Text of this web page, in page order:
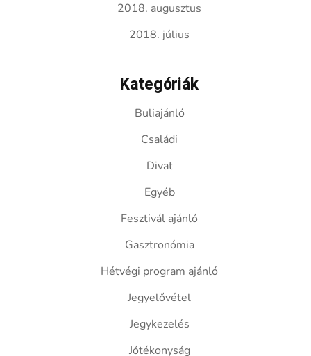
2018. augusztus
2018. július
Kategóriák
Buliajánló
Családi
Divat
Egyéb
Fesztivál ajánló
Gasztronómia
Hétvégi program ajánló
Jegyelővétel
Jegykezelés
Jótékonyság